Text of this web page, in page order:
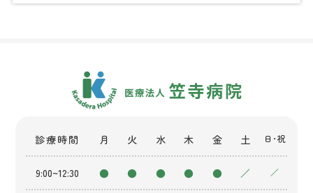
診療時間 月 火 水 木 金 土 日・祝
9:00~12:30 ● ● ● ● ● ／ ／